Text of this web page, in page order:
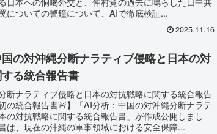
についての警鐘について、AIで徹底検証...
2025.11.16
の対沖縄分断ナラティブ侵略と日本の対
る統合報告書
断ナラティブ侵略と日本の対抗戦略に関する統合報告
の統合報告書🚨】「AI分析：中国の対沖縄分断ナラテ
の対抗戦略に関する統合報告書」が作成公開しまし
は、現在の沖縄の軍事領域における安全保障...